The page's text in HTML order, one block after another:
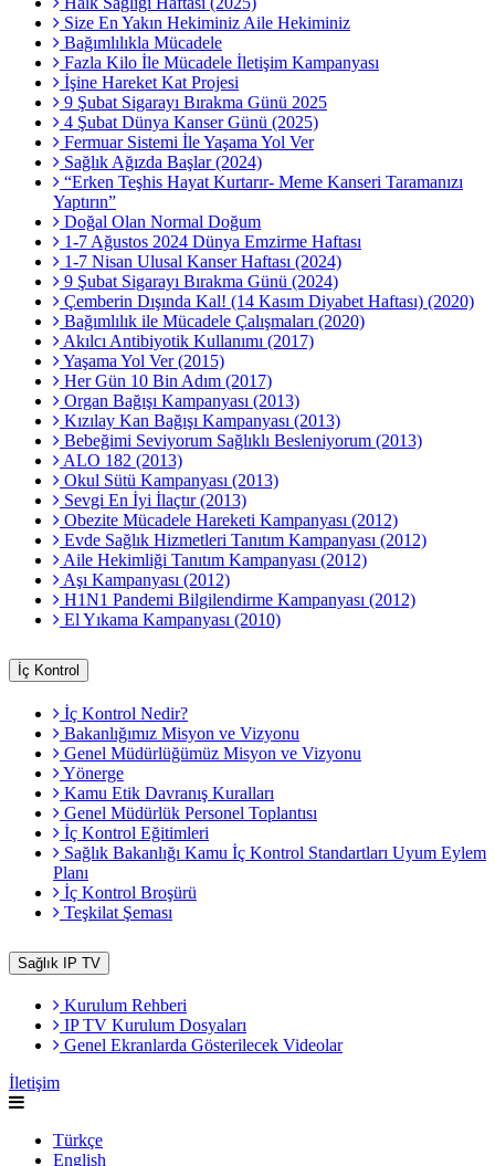
Size En Yakın Hekiminiz Aile Hekiminiz
Bağımlılıkla Mücadele
Fazla Kilo İle Mücadele İletişim Kampanyası
İşine Hareket Kat Projesi
9 Şubat Sigarayı Bırakma Günü 2025
4 Şubat Dünya Kanser Günü (2025)
Fermuar Sistemi İle Yaşama Yol Ver
Sağlık Ağızda Başlar (2024)
“Erken Teşhis Hayat Kurtarır- Meme Kanseri Taramanızı
Yaptırın”
Doğal Olan Normal Doğum
1-7 Ağustos 2024 Dünya Emzirme Haftası
1-7 Nisan Ulusal Kanser Haftası (2024)
9 Şubat Sigarayı Bırakma Günü (2024)
Çemberin Dışında Kal! (14 Kasım Diyabet Haftası) (2020)
Bağımlılık ile Mücadele Çalışmaları (2020)
Akılcı Antibiyotik Kullanımı (2017)
Yaşama Yol Ver (2015)
Her Gün 10 Bin Adım (2017)
Organ Bağışı Kampanyası (2013)
Kızılay Kan Bağışı Kampanyası (2013)
Bebeğimi Seviyorum Sağlıklı Besleniyorum (2013)
ALO 182 (2013)
Okul Sütü Kampanyası (2013)
Sevgi En İyi İlaçtır (2013)
Obezite Mücadele Hareketi Kampanyası (2012)
Evde Sağlık Hizmetleri Tanıtım Kampanyası (2012)
Aile Hekimliği Tanıtım Kampanyası (2012)
Aşı Kampanyası (2012)
H1N1 Pandemi Bilgilendirme Kampanyası (2012)
El Yıkama Kampanyası (2010)
İç Kontrol
İç Kontrol Nedir?
Bakanlığımız Misyon ve Vizyonu
Genel Müdürlüğümüz Misyon ve Vizyonu
Yönerge
Kamu Etik Davranış Kuralları
Genel Müdürlük Personel Toplantısı
İç Kontrol Eğitimleri
Sağlık Bakanlığı Kamu İç Kontrol Standartları Uyum Eylem
Planı
İç Kontrol Broşürü
Teşkilat Şeması
Sağlık IP TV
Kurulum Rehberi
IP TV Kurulum Dosyaları
Genel Ekranlarda Gösterilecek Videolar
İletişim
Türkçe
English